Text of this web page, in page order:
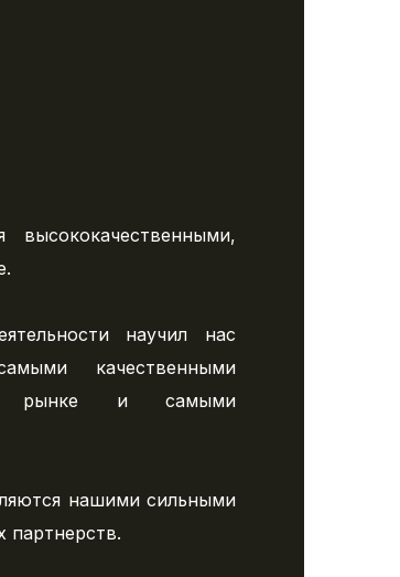
высококачественными,
научил нас
качественными
рынке и самыми
нашими сильными
партнерств.